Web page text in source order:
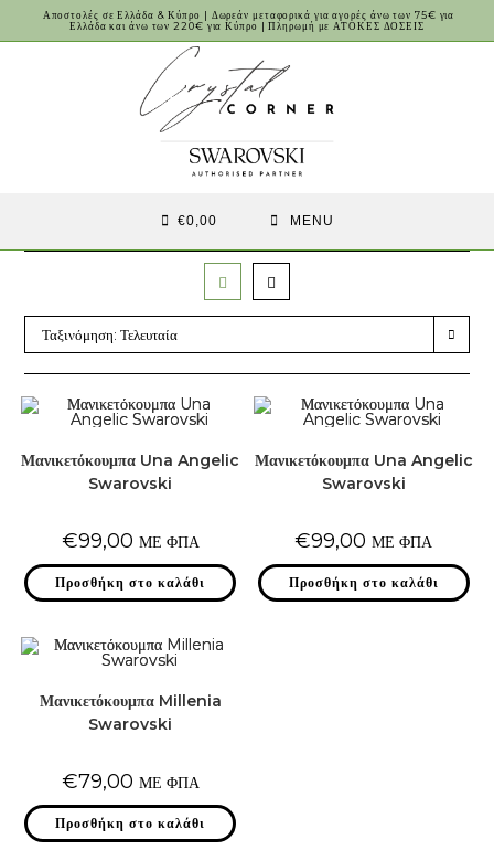
to
Αποστολές σε Ελλάδα & Κύπρο | Δωρεάν μεταφορικά για αγορές άνω των 75€ για
Ελλάδα και άνω των 220€ για Κύπρο | Πληρωμή με ΑΤΟΚΕΣ ΔΟΣΕΙΣ
€0,00 MENU
Ταξινόμηση: Τελευταία
Μανικετόκουμπα Una Angelic
Swarovski
€99,00 ΜΕ ΦΠΑ
Προσθήκη στο καλάθι
Μανικετόκουμπα Una Angelic
Swarovski
€99,00 ΜΕ ΦΠΑ
Προσθήκη στο καλάθι
Μανικετόκουμπα Millenia
Swarovski
€79,00 ΜΕ ΦΠΑ
Προσθήκη στο καλάθι